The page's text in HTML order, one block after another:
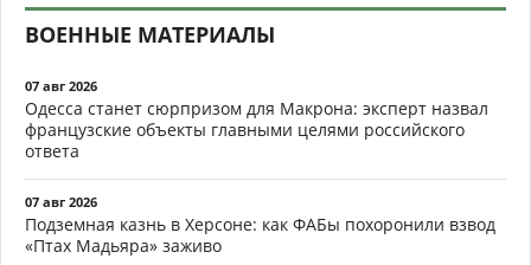
ВОЕННЫЕ МАТЕРИАЛЫ
07 авг 2026
Одесса станет сюрпризом для Макрона: эксперт назвал
французские объекты главными целями российского
ответа
07 авг 2026
Подземная казнь в Херсоне: как ФАБы похоронили взвод
«Птах Мадьяра» заживо